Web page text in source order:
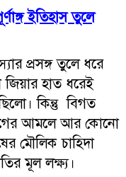
ইতিহাস তুলে
প্রসঙ্গ তুলে ধরে
জিয়ার হাত ধরেই
কিন্তু বিগত
আমলে আর কোনো
মৌলিক চাহিদা
মূল লক্ষ্য।